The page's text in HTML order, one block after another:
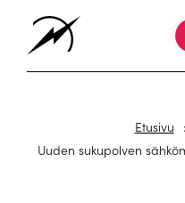
Etusivu
Uuden sukupolven